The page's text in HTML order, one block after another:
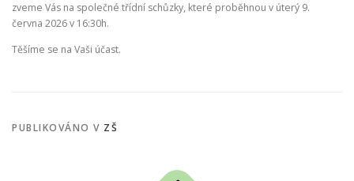
zveme Vás na společné třídní schůzky, které proběhnou v úterý 9.
června 2026 v 16:30h.
Těšíme se na Vaši účast.
PUBLIKOVÁNO V ZŠ